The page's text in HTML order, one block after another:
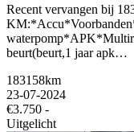
Recent vervangen bij
beurt(beurt,1 jaar apk…
183158km
23-07-2024
€3.750 -
Uitgelicht